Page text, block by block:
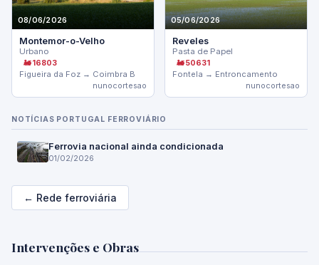
08/06/2026
Montemor-o-Velho
Urbano
🚂 16803
Figueira da Foz → Coimbra B
nunocortesao
05/06/2026
Reveles
Pasta de Papel
🚂 50631
Fontela → Entroncamento
nunocortesao
NOTÍCIAS PORTUGAL FERROVIÁRIO
Ferrovia nacional ainda condicionada
01/02/2026
← Rede ferroviária
Intervenções e Obras